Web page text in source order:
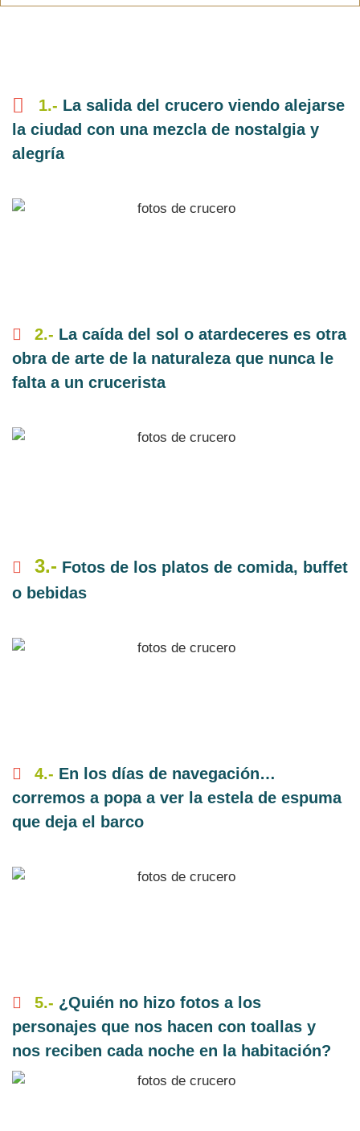
1.- La salida del crucero viendo alejarse
la ciudad con una mezcla de nostalgia y
alegría
2.- La caída del sol o atardeceres es otra
obra de arte de la naturaleza que nunca le
falta a un crucerista
3.- Fotos de los platos de comida, buffet
o bebidas
4.- En los días de navegación…
corremos a popa a ver la estela de espuma
que deja el barco
5.- ¿Quién no hizo fotos a los
personajes que nos hacen con toallas y
nos reciben cada noche en la habitación?